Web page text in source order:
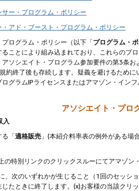
ー・プログラム・ポリシー
アド・ブースト・プログラム・ポリシー
ログラム・ポリシー（以下「プログラム・
ことにより組み込まれており、これらのプ
ソシエイト・プログラム参加要件の第3条
約終了後も存続します。疑義を避けるため
グラムIPライセンスまたはアマゾン・イン
アソシエイト・プロ
入
る「適格販売 」(本紹介料率表の例外がある
の特別リンクのクリックスルーにてアマゾン
、次のいずれかが生じること（1回のセッシ
たときに終了します。(x)お客様の当該ク